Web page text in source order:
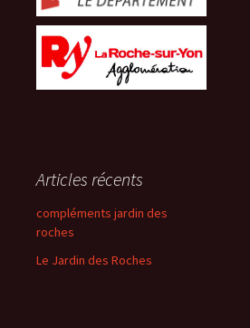
Articles récents
compléments jardin des
roches
Le Jardin des Roches